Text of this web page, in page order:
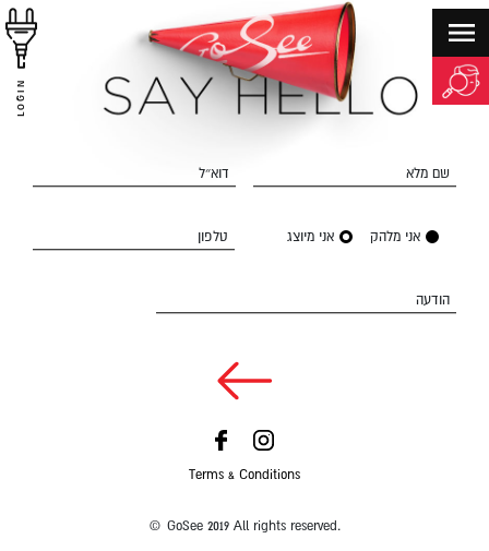
LOGIN
שם מלא דוא״ל
אני מלהק אני מיוצג טלפון
הודעה
Terms & Conditions
© GoSee 2019 All rights reserved.